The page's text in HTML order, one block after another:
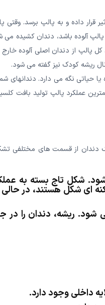
قرار داده و به پالپ برسد. وقتی
پالپ آلوده باشد، دندان کشیده می
پالپ از دندان اصلی آلوده
ریشه کودک نیز گفته می شود.
نگه می دارد. دندانهای
عملکرد پالپ تولید بافت
دندان از قسمت های مختلفی
شکل تاج بسته به
ای شکل هستند، در حالی
ریشه، دندان را در
داخلی وجود دارد.